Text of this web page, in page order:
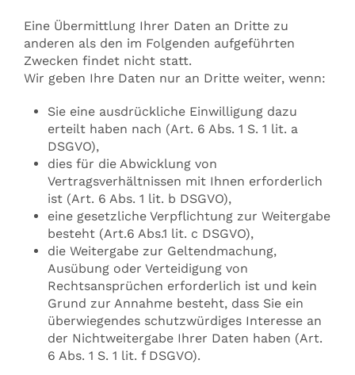
Eine Übermittlung Ihrer Daten an Dritte zu
anderen als den im Folgenden aufgeführten
Zwecken findet nicht statt.
Wir geben Ihre Daten nur an Dritte weiter, wenn:
Sie eine ausdrückliche Einwilligung dazu
erteilt haben nach (Art. 6 Abs. 1 S. 1 lit. a
DSGVO),
dies für die Abwicklung von
Vertragsverhältnissen mit Ihnen erforderlich
ist (Art. 6 Abs. 1 lit. b DSGVO),
eine gesetzliche Verpflichtung zur Weitergabe
besteht (Art.6 Abs.1 lit. c DSGVO),
die Weitergabe zur Geltendmachung,
Ausübung oder Verteidigung von
Rechtsansprüchen erforderlich ist und kein
Grund zur Annahme besteht, dass Sie ein
überwiegendes schutzwürdiges Interesse an
der Nichtweitergabe Ihrer Daten haben (Art.
6 Abs. 1 S. 1 lit. f DSGVO).